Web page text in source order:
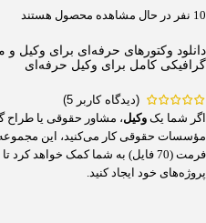
10 نفر در حال مشاهده محصول هستند
دانلود وکتورهای حرفه‌ای برای وکیل
گرافیکی کامل برای وکیل حرفه‌ای
(دیدگاه کاربر 5
)
اگر شما یک وکیل، مشاور حقوقی یا طراح
فرمت (70 فایل) به شما کمک خواهد
پروژه‌های خود ایجاد کنید.